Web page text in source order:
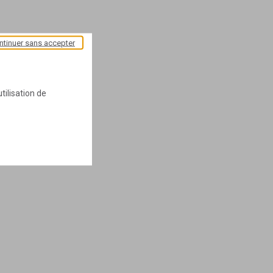
de
sans accepter